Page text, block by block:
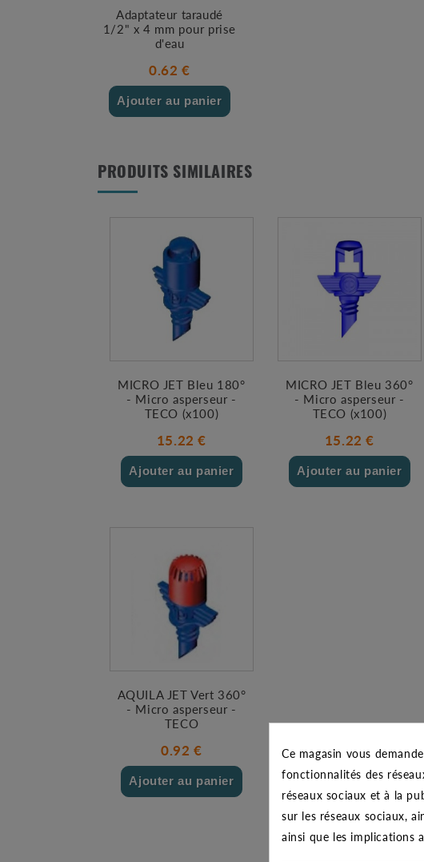
Adaptateur taraudé
1/2" x 4 mm pour prise
d'eau
0.62 €
Ajouter au panier
PRODUITS SIMILAIRES
MICRO JET Bleu 180°
- Micro asperseur -
TECO (x100)
15.22 €
Ajouter au panier
MICRO JET Bleu 360°
- Micro asperseur -
TECO (x100)
15.22 €
Ajouter au panier
AQUILA JET Vert 360°
- Micro asperseur -
TECO
0.92 €
Ajouter au panier
Ce magasin vous
fonctionnalités des
réseaux sociaux et à la
sur les réseaux sociaux,
ainsi que les implications